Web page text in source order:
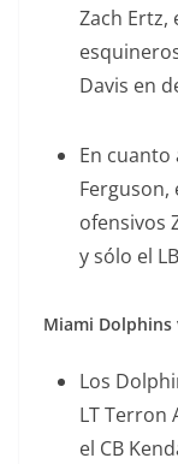
Zach Ertz,
Davis en
En cuanto
Ferguson,
ofensivos
y sólo el
Miami Dolphins
Los
LT Terron
el CB